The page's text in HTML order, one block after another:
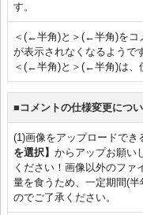
す。
＜(←半角)と＞(←半角)をコ
が表示されなくなるようで
＜(←半角)と＞(←半角)は、
■コメントの仕様変更につ
(1)画像をアップロードで
を選択】 からアップお願い
ください！画像以外のファ
量を食うため、一定期間(
のでご了承ください。